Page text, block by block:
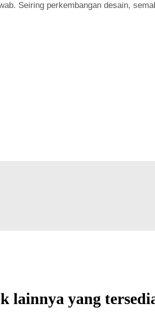
Seiring perkembangan desain,
lainnya yang